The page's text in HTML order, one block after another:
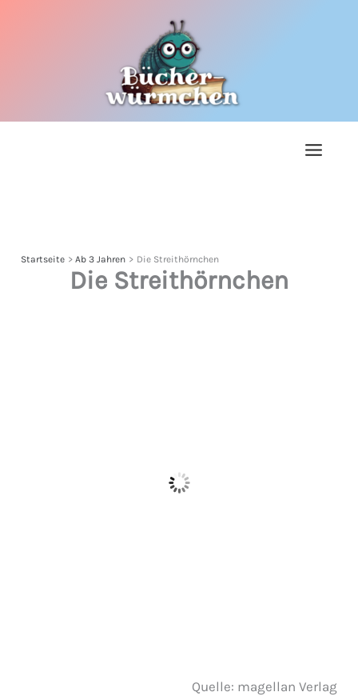
Startseite Ab 3 Jahren Die Streithörnchen
Die Streithörnchen
Quelle: magellan Verlag